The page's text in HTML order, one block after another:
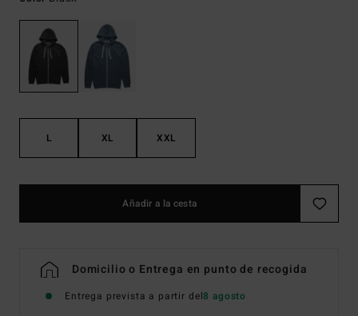
L XL XXL
Añadir a la cesta
Domicilio o Entrega en punto de recogida
Entrega prevista a partir del8 agosto